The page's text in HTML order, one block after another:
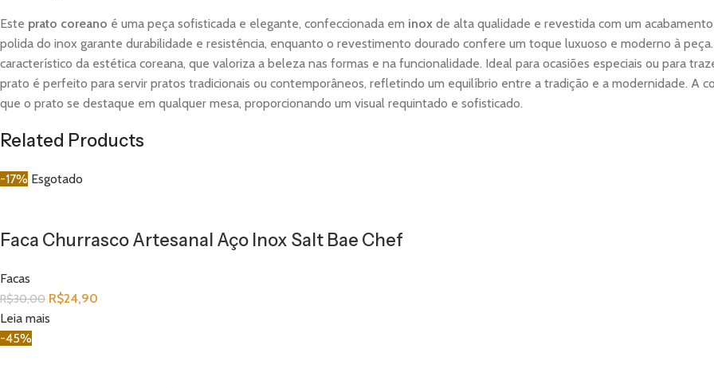
Este prato coreano é uma peça sofisticada e elegante, confeccionada em inox de alta qualidade e revestida com um
polida do inox garante durabilidade e resistência, enquanto o revestimento dourado confere um toque luxuoso e moderno à
característico da estética coreana, que valoriza a beleza nas formas e na funcionalidade. Ideal para ocasiões especiais ou para
prato é perfeito para servir pratos tradicionais ou contemporâneos, refletindo um equilíbrio entre a tradição e a modernidade. A
que o prato se destaque em qualquer mesa, proporcionando um visual requintado e sofisticado.
Related Products
-17% Esgotado
Faca Churrasco Artesanal Aço Inox Salt Bae Chef
Facas
R$30,00 R$24,90
Leia mais
-45%